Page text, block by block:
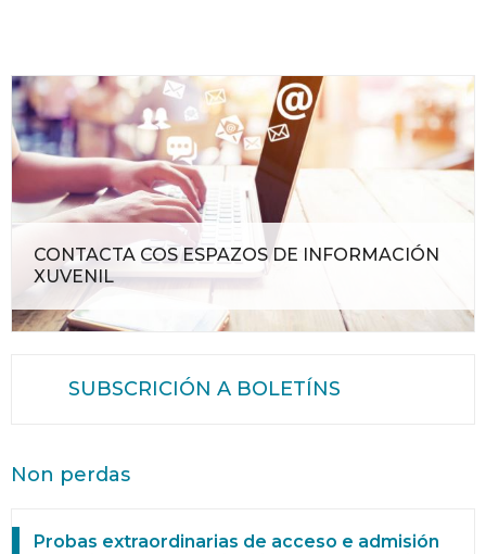
CONTACTA COS ESPAZOS DE INFORMACIÓN
XUVENIL
SUBSCRICIÓN A BOLETÍNS
Non perdas
Probas extraordinarias de acceso e admisión